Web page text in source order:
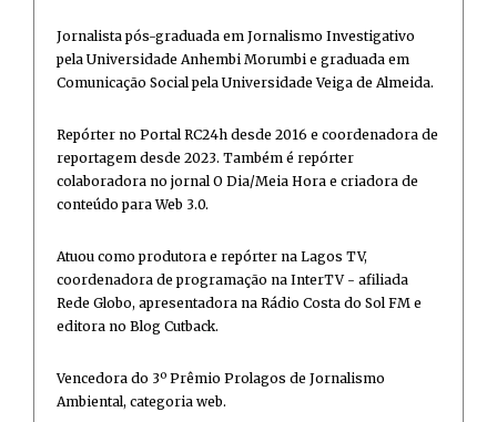
Jornalista pós-graduada em Jornalismo Investigativo
pela Universidade Anhembi Morumbi e graduada em
Comunicação Social pela Universidade Veiga de Almeida.
Repórter no Portal RC24h desde 2016 e coordenadora de
reportagem desde 2023. Também é repórter
colaboradora no jornal O Dia/Meia Hora e criadora de
conteúdo para Web 3.0.
Atuou como produtora e repórter na Lagos TV,
coordenadora de programação na InterTV - afiliada
Rede Globo, apresentadora na Rádio Costa do Sol FM e
editora no Blog Cutback.
Vencedora do 3º Prêmio Prolagos de Jornalismo
Ambiental, categoria web.